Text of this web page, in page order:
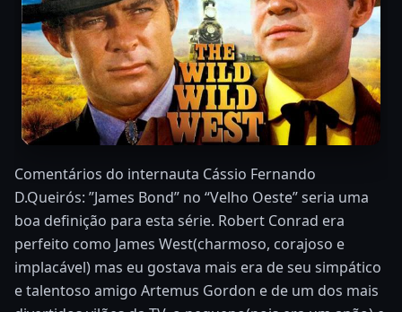
Comentários do internauta Cássio Fernando
D.Queirós: ”James Bond” no “Velho Oeste” seria uma
boa definição para esta série. Robert Conrad era
perfeito como James West(charmoso, corajoso e
implacável) mas eu gostava mais era de seu simpático
e talentoso amigo Artemus Gordon e de um dos mais